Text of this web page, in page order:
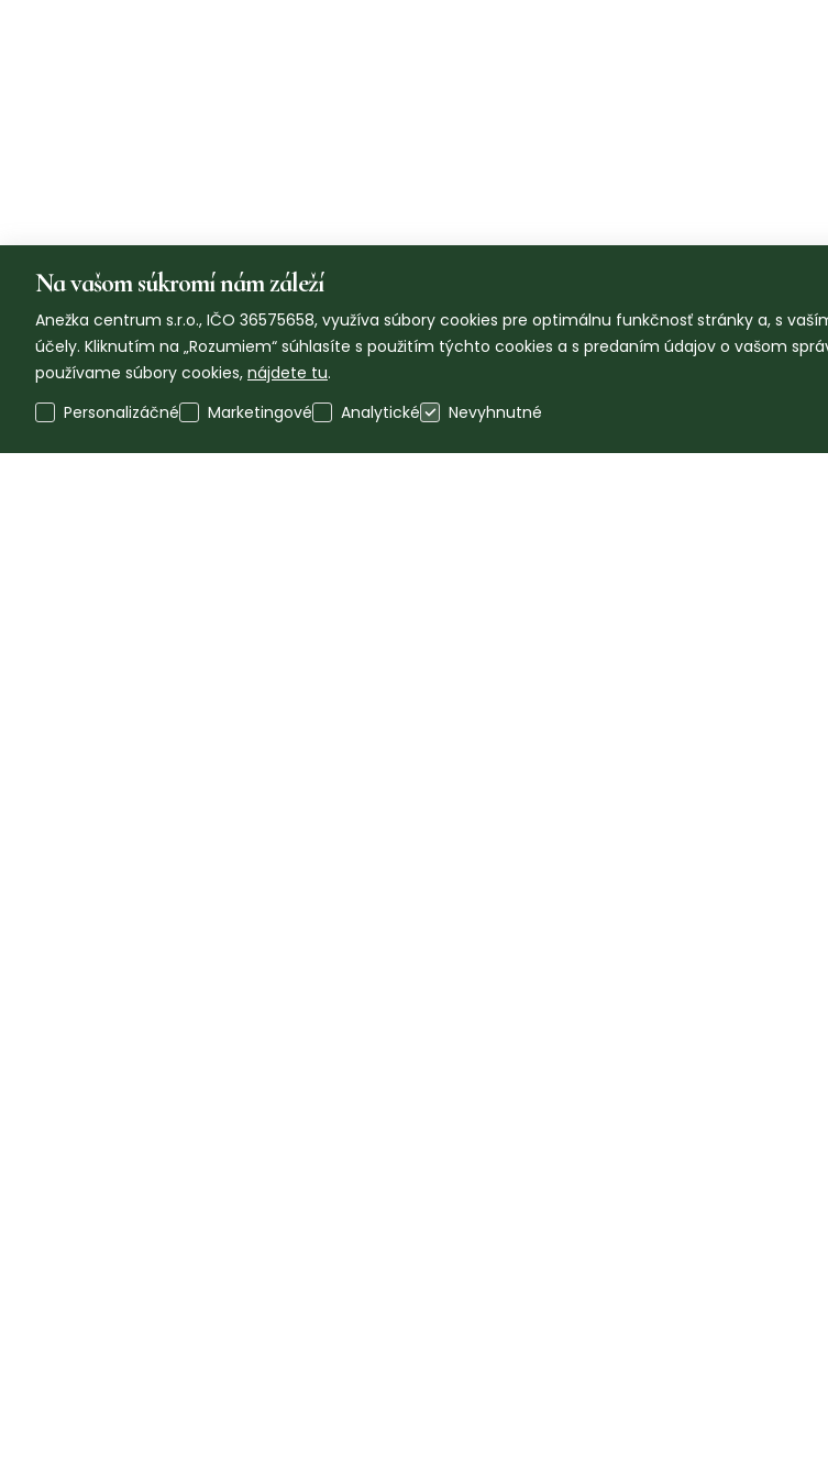
Na vašom súkromí nám záleží
Anežka centrum s.r.o., IČO 36575658, využíva súbory cookies pre optimálnu funkčnosť stránky a, s
účely. Kliknutím na „Rozumiem“ súhlasíte s použitím týchto cookies a s predaním údajov o vašom
používame súbory cookies, nájdete tu.
Personalizáčné
Marketingové Analytické Nevyhnutné